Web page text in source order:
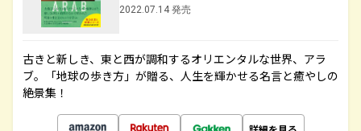
2022.07.14 発売
古きと新しき、東と西が調和するオリエンタルな世界、アラ
ブ。「地球の歩き方」が贈る、人生を輝かせる名言と癒やしの
絶景集！